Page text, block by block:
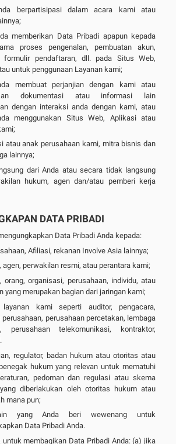
berpartisipasi dalam acara kami atau
memberikan Data Pribadi apapun kepada
proses pengenalan, pembuatan akun,
formulir pendaftaran, dll. pada Situs Web,
untuk penggunaan Layanan kami;
membuat perjanjian dengan kami atau
dokumentasi atau informasi lain
dengan interaksi anda dengan kami, atau
menggunakan Situs Web, Aplikasi atau
atau anak perusahaan kami, mitra bisnis dan
lainnya;
dari Anda atau secara tidak langsung
hukum, agen dan/atau pemberi kerja
DATA PRIBADI
Data Pribadi Anda kepada:
Afiliasi, rekanan Involve Asia lainnya;
agen, perwakilan resmi, atau perantara kami;
orang, organisasi, perusahaan, individu, atau
yang merupakan bagian dari jaringan kami;
layanan kami seperti auditor, pengacara,
perusahaan percetakan, lembaga
perusahaan telekomunikasi, kontraktor,
regulator, badan hukum atau otoritas atau
hukum yang relevan untuk mematuhi
pedoman dan regulasi atau skema
diberlakukan oleh otoritas hukum atau
mana pun;
yang Anda beri wewenang untuk
Data Pribadi Anda.
untuk membagikan Data Pribadi Anda: (a) jika